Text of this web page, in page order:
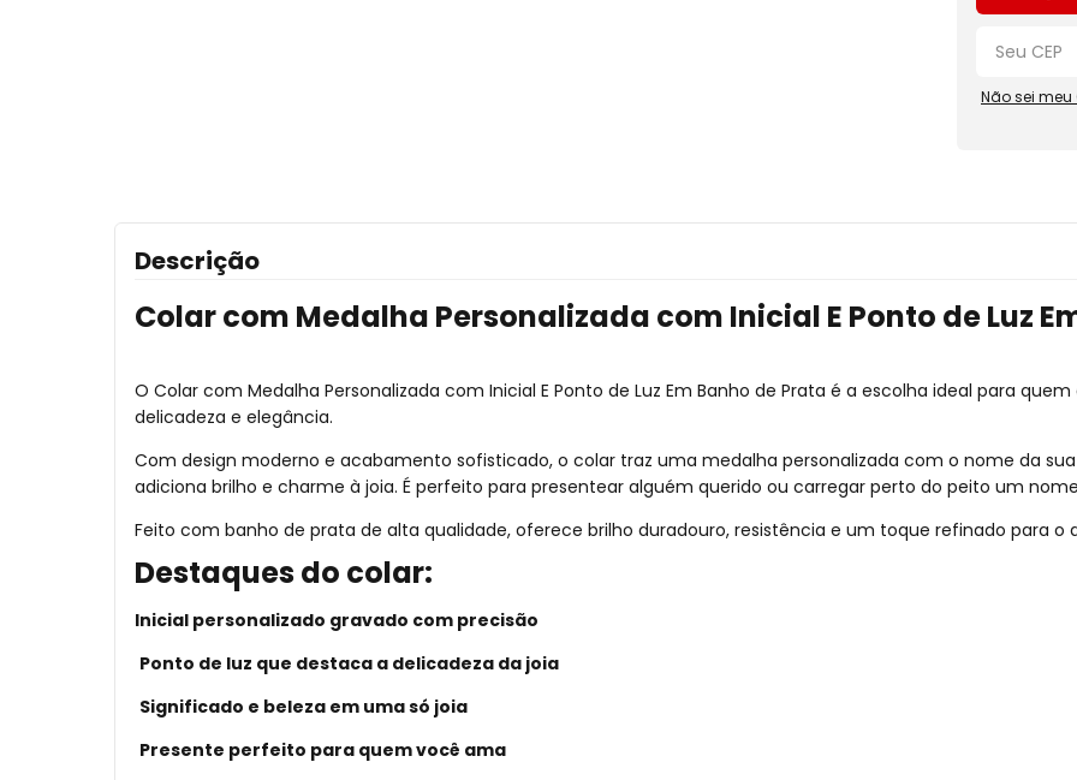
Não sei meu
Descrição
Colar com Medalha Personalizada com Inicial E Ponto de Luz
O Colar com Medalha Personalizada com Inicial E Ponto de Luz Em Banho de Prata é a escolha ideal para
delicadeza e elegância.
Com design moderno e acabamento sofisticado, o colar traz uma medalha personalizada com o nome da
adiciona brilho e charme à joia. É perfeito para presentear alguém querido ou carregar perto do peito um
Feito com banho de prata de alta qualidade, oferece brilho duradouro, resistência e um toque refinado para o
Destaques do colar:
Inicial personalizado gravado com precisão
Ponto de luz que destaca a delicadeza da joia
Significado e beleza em uma só joia
Presente perfeito para quem você ama